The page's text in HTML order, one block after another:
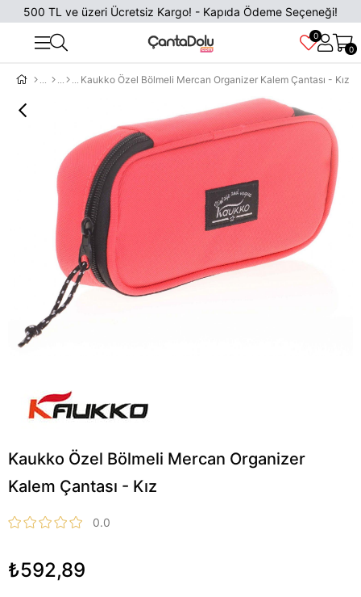
500 TL ve üzeri Ücretsiz Kargo! - Kapıda Ödeme Seçeneği!
0
0
Kaukko Özel Bölmeli Mercan Organizer Kalem Çantası - Kız
Kaukko Özel Bölmeli Mercan Organizer
Kalem Çantası - Kız
0.0
₺592,89